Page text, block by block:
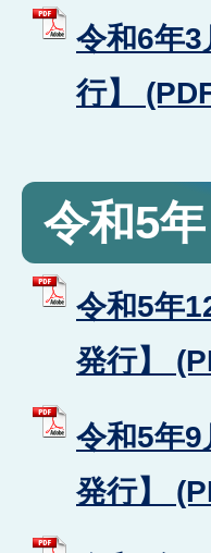
令和6年
行】
令和5年
令和5年
発行】
令和5年
発行】